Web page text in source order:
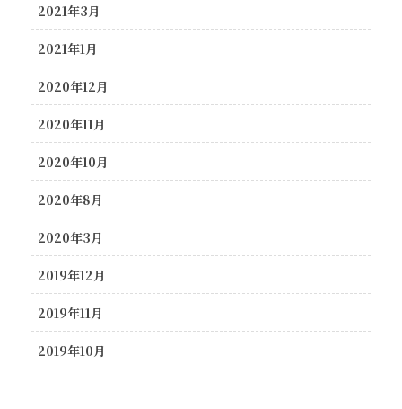
2021年3月
2021年1月
2020年12月
2020年11月
2020年10月
2020年8月
2020年3月
2019年12月
2019年11月
2019年10月